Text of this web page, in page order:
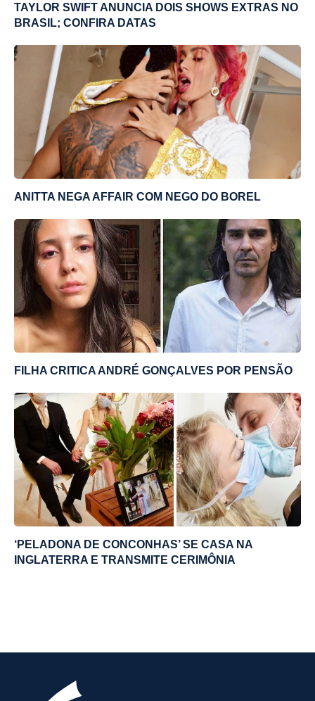
TAYLOR SWIFT ANUNCIA DOIS SHOWS EXTRAS NO
BRASIL; CONFIRA DATAS
ANITTA NEGA AFFAIR COM NEGO DO BOREL
FILHA CRITICA ANDRÉ GONÇALVES POR PENSÃO
‘PELADONA DE CONCONHAS’ SE CASA NA
INGLATERRA E TRANSMITE CERIMÔNIA